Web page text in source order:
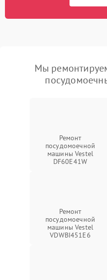
Мы
Ремонт
посудомоечной
машины Vestel
DF60E41W
Ремонт
посудомоечной
машины Vestel
VDWBI451E6